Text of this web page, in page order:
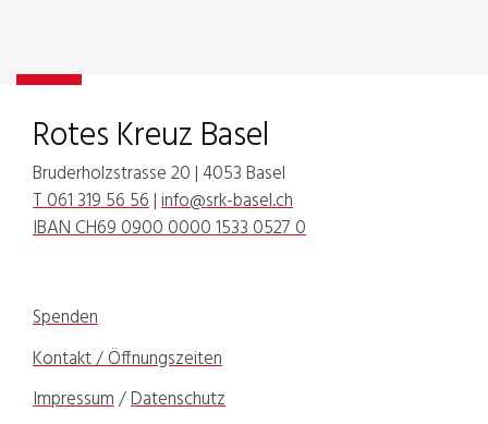
Rotes Kreuz Basel
Bruderholzstrasse 20 | 4053 Basel
T 061 319 56 56|info@srk-basel.ch
IBAN CH69 0900 0000 1533 0527 0
Spenden
Kontakt / Öffnungszeiten
Impressum/Datenschutz